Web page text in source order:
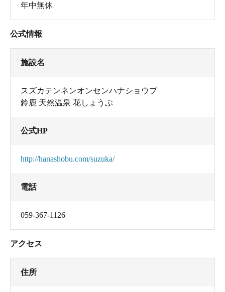
年中無休
公式情報
施設名
スズカテンネンオンセンハナショウブ
鈴鹿 天然温泉 花しょうぶ
公式HP
http://hanashobu.com/suzuka/
電話
059-367-1126
アクセス
住所